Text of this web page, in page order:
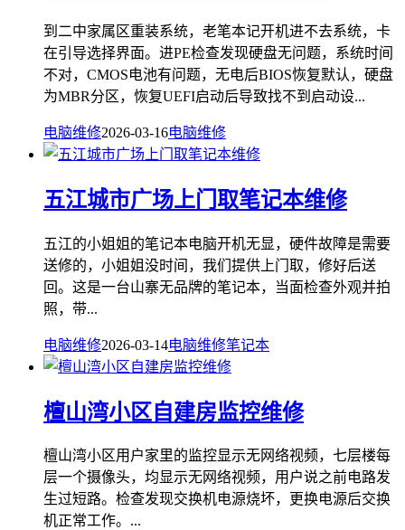
到二中家属区重装系统，老笔本记开机进不去系统，卡
在引导选择界面。进PE检查发现硬盘无问题，系统时间
不对，CMOS电池有问题，无电后BIOS恢复默认，硬盘
为MBR分区，恢复UEFI启动后导致找不到启动设...
电脑维修2026-03-16电脑维修
五江城市广场上门取笔记本维修
五江的小姐姐的笔记本电脑开机无显，硬件故障是需要
送修的，小姐姐没时间，我们提供上门取，修好后送
回。这是一台山寨无品牌的笔记本，当面检查外观并拍
照，带...
电脑维修2026-03-14电脑维修笔记本
檀山湾小区自建房监控维修
檀山湾小区用户家里的监控显示无网络视频，七层楼每
层一个摄像头，均显示无网络视频，用户说之前电路发
生过短路。检查发现交换机电源烧坏，更换电源后交换
机正常工作。...